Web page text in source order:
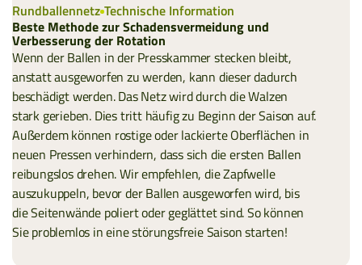
Rundballennetz Technische Information
Beste Methode zur Schadensvermeidung und
Verbesserung der Rotation
Wenn der Ballen in der Presskammer stecken bleibt,
anstatt ausgeworfen zu werden, kann dieser dadurch
beschädigt werden. Das Netz wird durch die Walzen
stark gerieben. Dies tritt häufig zu Beginn der Saison auf.
Außerdem können rostige oder lackierte Oberflächen in
neuen Pressen verhindern, dass sich die ersten Ballen
reibungslos drehen. Wir empfehlen, die Zapfwelle
auszukuppeln, bevor der Ballen ausgeworfen wird, bis
die Seitenwände poliert oder geglättet sind. So können
Sie problemlos in eine störungsfreie Saison starten!